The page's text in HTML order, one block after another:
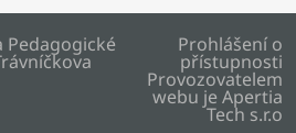
Pedagogické Prohlášení o
přístupnosti
Provozovatelem
webu je Apertia
Tech s.r.o